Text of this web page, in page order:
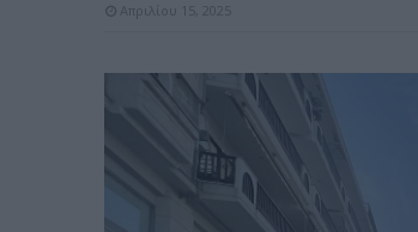
Απριλίου 15, 2025